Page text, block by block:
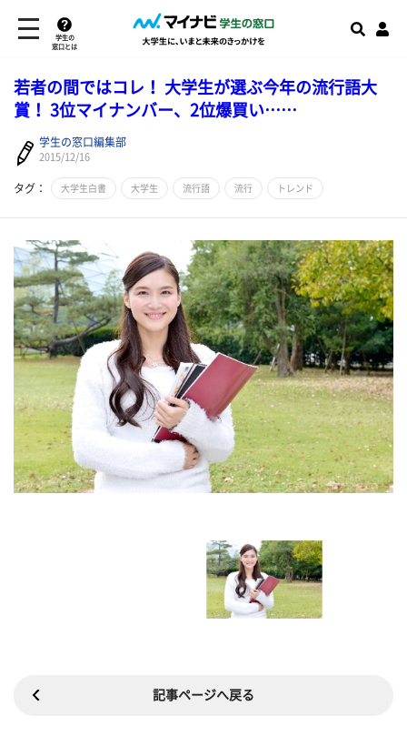
学生の
窓口とは
若者の間ではコレ！ 大学生が選ぶ今年の流行語大
賞！ 3位マイナンバー、2位爆買い……
学生の窓口編集部
2015/12/16
タグ： 大学生白書 大学生 流行語 流行 トレンド
記事ページへ戻る